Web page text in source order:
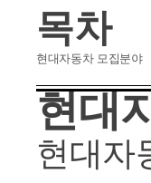
목차
현대자동차 모집분야
현대
현대자